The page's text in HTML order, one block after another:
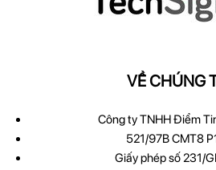
VỀ CHÚNG
Công ty TNHH Điểm
521/97B CMT8
Giấy phép số 231/